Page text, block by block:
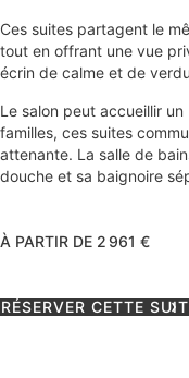
Ces suites partagent le
tout en offrant une vue
écrin de calme et de
Le salon peut accueillir
familles, ces suites
attenante. La salle de
douche et sa baignoire
À PARTIR DE 2 961 €
RÉSERVER CETTE